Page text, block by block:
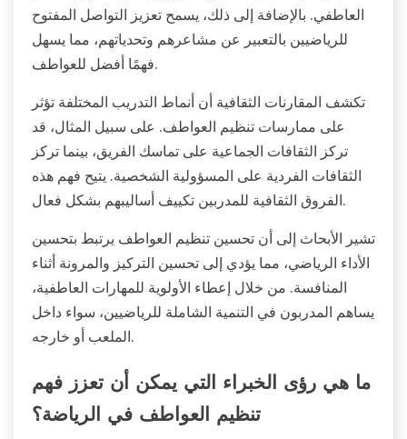
العاطفي. بالإضافة إلى ذلك، يسمح تعزيز التواصل المفتوح
للرياضيين بالتعبير عن مشاعرهم وتحدياتهم، مما يسهل
فهمًا أفضل للعواطف.
تكشف المقارنات الثقافية أن أنماط التدريب المختلفة تؤثر
على ممارسات تنظيم العواطف. على سبيل المثال، قد
تركز الثقافات الجماعية على تماسك الفريق، بينما تركز
الثقافات الفردية على المسؤولية الشخصية. يتيح فهم هذه
الفروق الثقافية للمدربين تكييف أساليبهم بشكل فعال.
تشير الأبحاث إلى أن تحسين تنظيم العواطف يرتبط بتحسين
الأداء الرياضي، مما يؤدي إلى تحسين التركيز والمرونة أثناء
المنافسة. من خلال إعطاء الأولوية للمهارات العاطفية،
يساهم المدربون في التنمية الشاملة للرياضيين، سواء داخل
الملعب أو خارجه.
ما هي رؤى الخبراء التي يمكن أن تعزز فهم
تنظيم العواطف في الرياضة؟